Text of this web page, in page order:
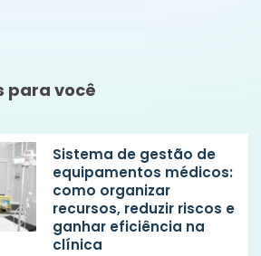
para você
Sistema de gestão de
equipamentos médicos:
como organizar
recursos, reduzir riscos e
ganhar eficiência na
clínica